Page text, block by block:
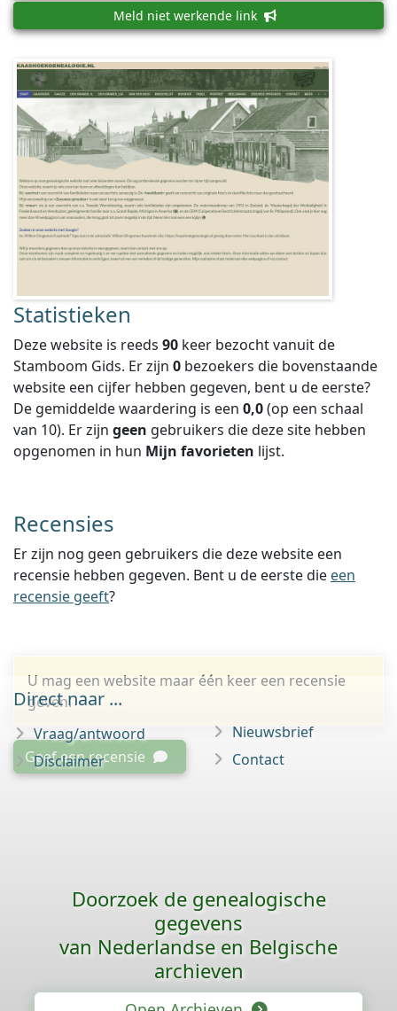
Meld niet werkende link
Statistieken
Deze website is reeds 90 keer bezocht vanuit de
Stamboom Gids. Er zijn 0 bezoekers die bovenstaande
website een cijfer hebben gegeven, bent u de eerste?
De gemiddelde waardering is een 0,0(op een schaal
van 10). Er zijn geen gebruikers die deze site hebben
opgenomen in hun Mijn favorieten lijst.
Recensies
Er zijn nog geen gebruikers die deze website een
recensie hebben gegeven. Bent u de eerste die een
recensie geeft?
U mag een website maar één keer een recensie
geven.
Geef een recensie
Direct naar ...
Vraag/antwoord
Disclaimer
Nieuwsbrief
Contact
Doorzoek de genealogische
gegevens
van Nederlandse en Belgische
archieven